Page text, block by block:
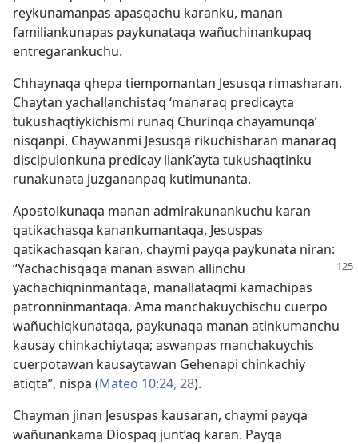
reykunamanpas apasqachu karanku, manan
familiankunapas paykunataqa wañuchinankupaq
entregarankuchu.
Chhaynaqa qhepa tiempomantan Jesusqa rimasharan.
Chaytan yachallanchistaq ‘manaraq predicayta
tukushaqtiykichismi runaq Churinqa chayamunqa’
nisqanpi. Chaywanmi Jesusqa rikuchisharan manaraq
discipulonkuna predicay llank’ayta tukushaqtinku
runakunata juzgananpaq kutimunanta.
Apostolkunaqa manan admirakunankuchu karan
qatikachasqa kanankumantaqa, Jesuspas
qatikachasqan karan, chaymi payqa paykunata niran:
“Yachachisqaqa manan aswan allinchu
yachachiqninmantaqa, manallataqmi kamachipas
patronninmantaqa. Ama manchakuychischu cuerpo
wañuchiqkunataqa, paykunaqa manan atinkumanchu
kausay chinkachiytaqa; aswanpas manchakuychis
cuerpotawan kausaytawan Gehenapi chinkachiy
atiqta”, nispa (Mateo 10:24, 28).
Chayman jinan Jesuspas kausaran, chaymi payqa
wañunankama Diospaq junt’aq karan. Payqa